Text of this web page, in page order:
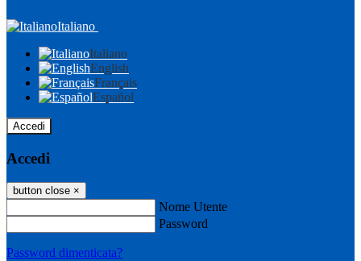
Italiano
Italiano
English
Français
Español
Accedi
Accedi
button close ×
Nome Utente
Password
Password dimenticata?